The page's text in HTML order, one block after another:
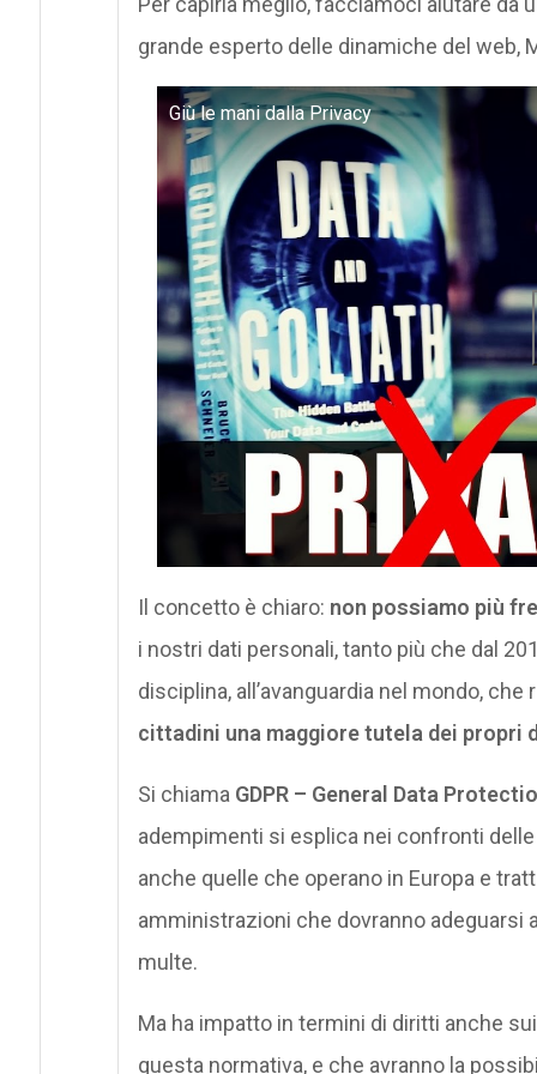
grande esperto delle dinamiche del web,
Giù le mani dalla Privacy
Il concetto è chiaro: non possiamo più
i nostri dati personali, tanto più che dal
disciplina, all’avanguardia nel mondo,
cittadini una maggiore tutela dei propri
Si chiama GDPR – General Data
adempimenti si esplica nei confronti
anche quelle che operano in Europa e
amministrazioni che dovranno adeguarsi
multe.
Ma ha impatto in termini di diritti anche
questa normativa, e che avranno la